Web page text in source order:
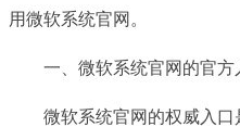
用微软系统官网。
一、微软系统官网的官方
微软系统官网的权威入